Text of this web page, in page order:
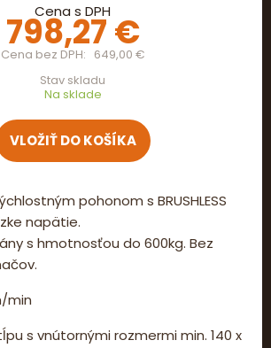
Cena s DPH
798,27 €
Cena bez DPH
649,00 €
Stav skladu
Na sklade
pohonom s BRUSHLESS
napätie.
s hmotnosťou do 600kg. Bez
min
s vnútornými rozmermi min. 140 x